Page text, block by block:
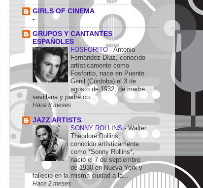
GIRLS OF CINEMA
-
GRUPOS Y CANTANTES
ESPAÑOLES
FOSFORITO-Antonio
Fernández Díaz, conocido
artísticamente como
Fosforito, nace en Puente
Genil (Córdoba) el 3 de
agosto de 1932, de madre
sevillana y padre co...
Hace 8 meses
JAZZ ARTISTS
SONNY ROLLINS-Walter
Theodore Rollins,
conocido artísticamente
como *Sonny Rollins*,
nació el 7 de septiembre
de 1930 en Nueva York y
falleció en la misma ciudad a la...
Hace 2 meses